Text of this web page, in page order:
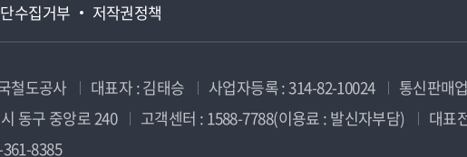
수집거부 저작권정책
철도공사 대표자 : 김태승 사업자등록 : 314-82-10024
통신판매
동구 중앙로 240
고객센터 : 1588-7788(이용료 : 발신자부담)
대표
8385